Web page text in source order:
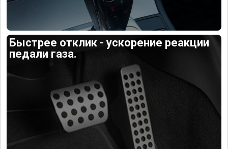
Быстрее отклик - ускорение реакции
педали газа.